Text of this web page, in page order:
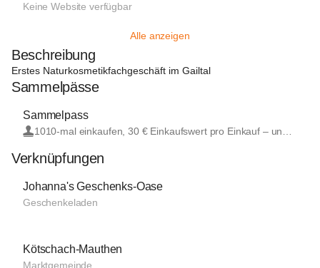
Keine Website verfügbar
Alle anzeigen
Beschreibung
Erstes Naturkosmetikfachgeschäft im Gailtal
Sammelpässe
Sammelpass
10
Verknüpfungen
Johanna's Geschenks-Oase
Geschenkeladen
Kötschach-Mauthen
Marktgemeinde